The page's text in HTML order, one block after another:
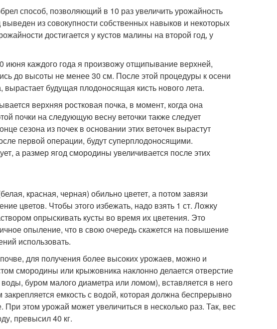
способ, позволяющий в 10 раз увеличить урожайность
из совокупности собственных навыков и некоторых
достигается у кустов малины на второй год, у
каждого года я произвожу отщипывание верхней,
до высоты не менее 30 см. После этой процедуры к осени
будущая плодоносящая кисть нового лета.
верхняя ростковая почка, в момент, когда она
почки на следующую весну веточки также следует
сезона из почек в основании этих веточек вырастут
первой операции, будут суперплодоносящими.
а размер ягод смородины увеличивается после этих
красная, черная) обильно цветет, а потом завязи
цветов. Чтобы этого избежать, надо взять 1 ст. Ложку
опрыскивать кусты во время их цветения. Это
опыление, что в свою очередь скажется на повышение
использовать.
для получения более высоких урожаев, можно и
смородины или крыжовника наклонно делается отверстие
буром малого диаметра или ломом), вставляется в него
емкость с водой, которая должна беспрерывно
При этом урожай может увеличиться в несколько раз. Так, вес
превысил 40 кг.